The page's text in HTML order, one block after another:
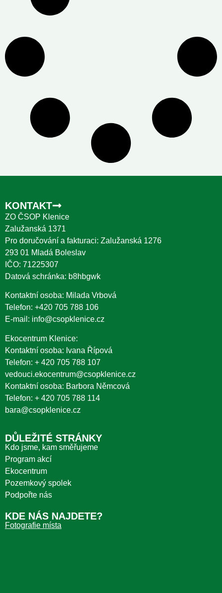
KONTAKT
ZO ČSOP Klenice
Zalužanská 1371
Pro doručování a fakturaci: Zalužanská 1276
293 01 Mladá Boleslav
IČO: 71225307
Datová schránka: b8hbgwk
Kontaktní osoba: Milada Vrbová
Telefon: +420 705 788 106
E-mail: info@csopklenice.cz
Ekocentrum Klenice:
Kontaktní osoba: Ivana Řípová
Telefon: + 420 705 788 107
vedouci.ekocentrum@csopklenice.cz
Kontaktní osoba: Barbora Němcová
Telefon: + 420 705 788 114
bara@csopklenice.cz
DŮLEŽITÉ STRÁNKY
Kdo jsme, kam směřujeme
Program akcí
Ekocentrum
Pozemkový spolek
Podpořte nás
KDE NÁS NAJDETE?
Fotografie místa